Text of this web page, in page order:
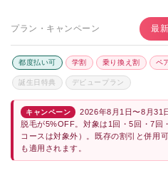
プラン・キャンペーン 最
都度払い可 学割 乗り換え割 ペ
誕生日特典 デビュープラン
キャンペーン
2026年8月1日〜8月31
脱毛が5%OFF。対象は1回・5回・7回
コースは対象外）。既存の割引と併用
も適用されます。